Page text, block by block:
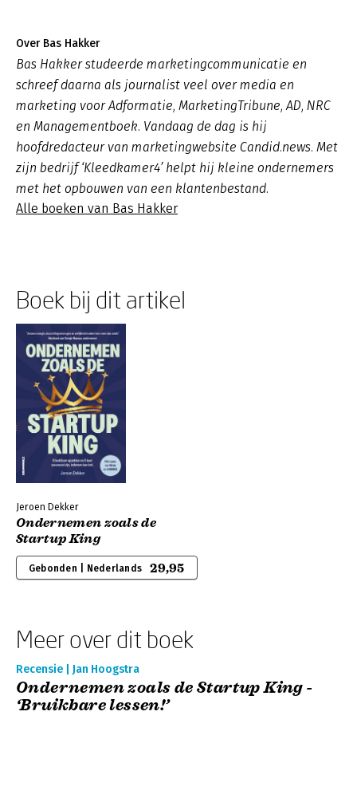
Over Bas Hakker
Bas Hakker studeerde marketingcommunicatie en
schreef daarna als journalist veel over media en
marketing voor Adformatie, MarketingTribune, AD, NRC
en Managementboek. Vandaag de dag is hij
hoofdredacteur van marketingwebsite Candid.news. Met
zijn bedrijf ‘Kleedkamer4’ helpt hij kleine ondernemers
met het opbouwen van een klantenbestand.
Alle boeken van Bas Hakker
Boek bij dit artikel
Jeroen Dekker
Ondernemen zoals de
Startup King
Gebonden | Nederlands 29,95
Meer over dit boek
Recensie | Jan Hoogstra
Ondernemen zoals de Startup King -
‘Bruikbare lessen!’